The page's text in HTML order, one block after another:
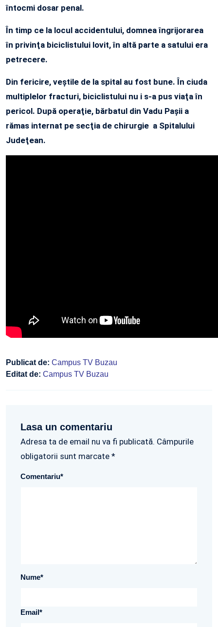
întocmi dosar penal.
În timp ce la locul accidentului, domnea îngrijorarea
în privinţa biciclistului lovit, în altă parte a satului era
petrecere.
Din fericire, veştile de la spital au fost bune. În ciuda
multiplelor fracturi, biciclistului nu i s-a pus viaţa în
pericol. După operaţie, bărbatul din Vadu Paşii a
rămas internat pe secţia de chirurgie a Spitalului
Judeţean.
Publicat de: Campus TV Buzau
Editat de: Campus TV Buzau
Lasa un comentariu
Adresa ta de email nu va fi publicată. Câmpurile
obligatorii sunt marcate *
Comentariu*
Nume*
Email*